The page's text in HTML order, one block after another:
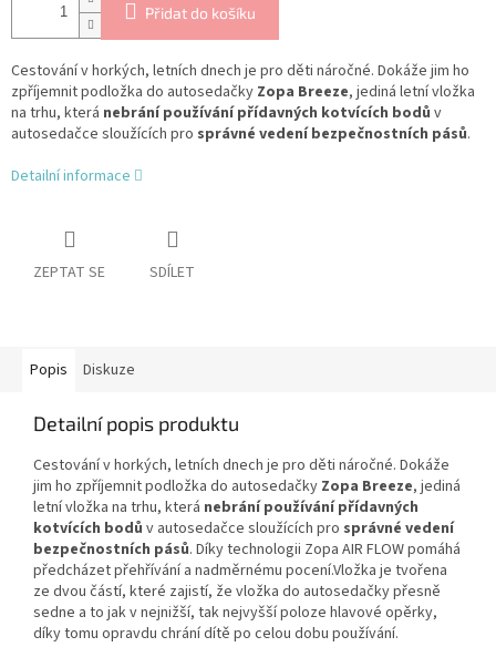
Přidat do košíku
Cestování v horkých, letních dnech je pro děti náročné. Dokáže jim ho
zpříjemnit podložka do autosedačky Zopa Breeze, jediná letní vložka
na trhu, která nebrání používání přídavných kotvících bodů v
autosedačce sloužících pro správné vedení bezpečnostních pásů.
Detailní informace
ZEPTAT SE SDÍLET
Popis Diskuze
Detailní popis produktu
Cestování v horkých, letních dnech je pro děti náročné. Dokáže
jim ho zpříjemnit podložka do autosedačky Zopa Breeze, jediná
letní vložka na trhu, která nebrání používání přídavných
kotvících bodů v autosedačce sloužících pro správné vedení
bezpečnostních pásů. Díky technologii Zopa AIR FLOW pomáhá
předcházet přehřívání a nadměrnému pocení.Vložka je tvořena
ze dvou částí, které zajistí, že vložka do autosedačky přesně
sedne a to jak v nejnižší, tak nejvyšší poloze hlavové opěrky,
díky tomu opravdu chrání dítě po celou dobu používání.